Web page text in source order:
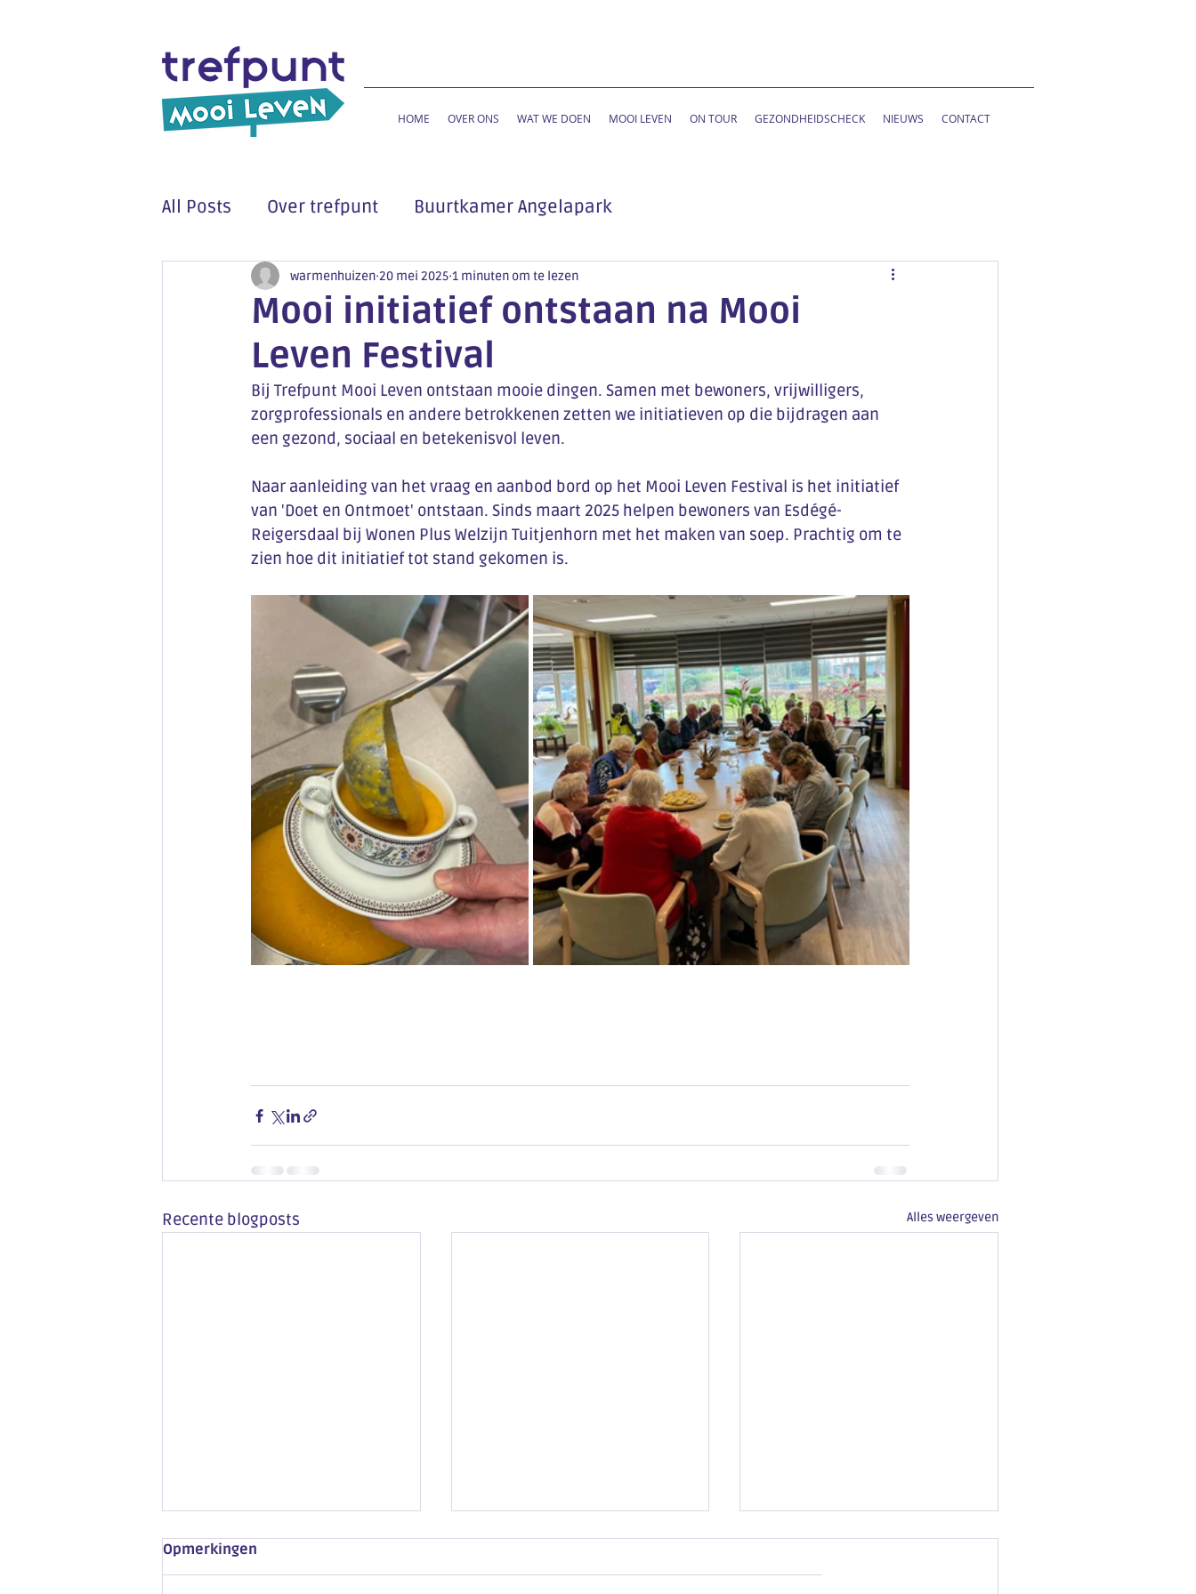
HOME OVER ONS WAT WE DOEN MOOI LEVEN ON TOUR GEZONDHEIDSCHECK NIEUWS CONTACT
All Posts Over trefpunt Buurtkamer Angelapark
Mooi initiatief ontstaan na Mooi
Leven Festival
warmenhuizen 20 mei 2025 1 minuten om te lezen
Bij Trefpunt Mooi Leven ontstaan mooie dingen. Samen met bewoners, vrijwilligers,
zorgprofessionals en andere betrokkenen zetten we initiatieven op die bijdragen aan
een gezond, sociaal en betekenisvol leven.
Naar aanleiding van het vraag en aanbod bord op het Mooi Leven Festival is het initiatief
van 'Doet en Ontmoet' ontstaan. Sinds maart 2025 helpen bewoners van Esdégé-
Reigersdaal bij Wonen Plus Welzijn Tuitjenhorn met het maken van soep. Prachtig om te
zien hoe dit initiatief tot stand gekomen is.
Recente blogposts Alles weergeven
Opmerkingen